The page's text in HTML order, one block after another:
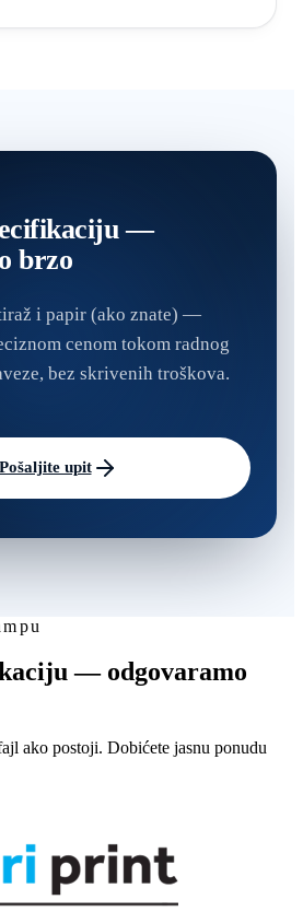
—
brzo
i papir (ako znate) —
cenom tokom radnog
bez skrivenih troškova.
Pošaljite upit
— odgovaramo
ako postoji. Dobićete jasnu ponudu